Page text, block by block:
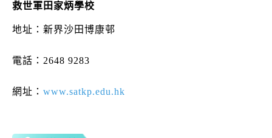
救世軍田家炳學校
地址：新界沙田博康邨
電話：2648 9283
網址： www.satkp.edu.hk